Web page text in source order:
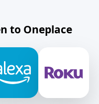
to Oneplace